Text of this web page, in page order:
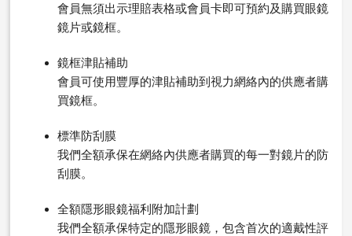
會員無須出示理賠表格或會員卡即可預約及購買眼鏡
鏡片或鏡框。
鏡框津貼補助
會員可使用豐厚的津貼補助到視力網絡內的供應者購
買鏡框。
標準防刮膜
我們全額承保在網絡內供應者購買的每一對鏡片的防
刮膜。
全額隱形眼鏡福利附加計劃
我們全額承保特定的隱形眼鏡，包含首次的適戴性評